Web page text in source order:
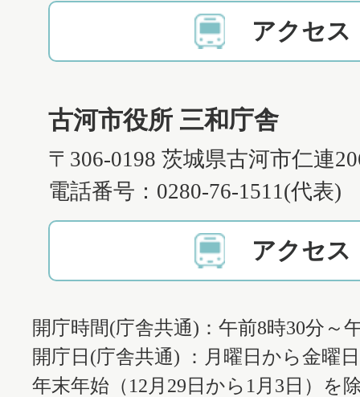
アクセス
古河市役所 三和庁舎
〒306-0198 茨城県古河市仁連
電話番号：0280-76-1511(代表)
アクセス
開庁時間(庁舎共通)：午前8時30分～
開庁日(庁舎共通) ：月曜日から金曜
年末年始（12月29日から1月3日）を